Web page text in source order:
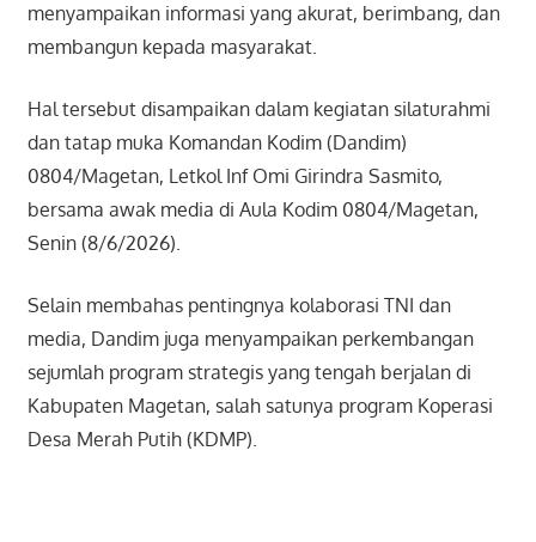
menyampaikan informasi yang akurat, berimbang, dan
membangun kepada masyarakat.
Hal tersebut disampaikan dalam kegiatan silaturahmi
dan tatap muka Komandan Kodim (Dandim)
0804/Magetan, Letkol Inf Omi Girindra Sasmito,
bersama awak media di Aula Kodim 0804/Magetan,
Senin (8/6/2026).
Selain membahas pentingnya kolaborasi TNI dan
media, Dandim juga menyampaikan perkembangan
sejumlah program strategis yang tengah berjalan di
Kabupaten Magetan, salah satunya program Koperasi
Desa Merah Putih (KDMP).